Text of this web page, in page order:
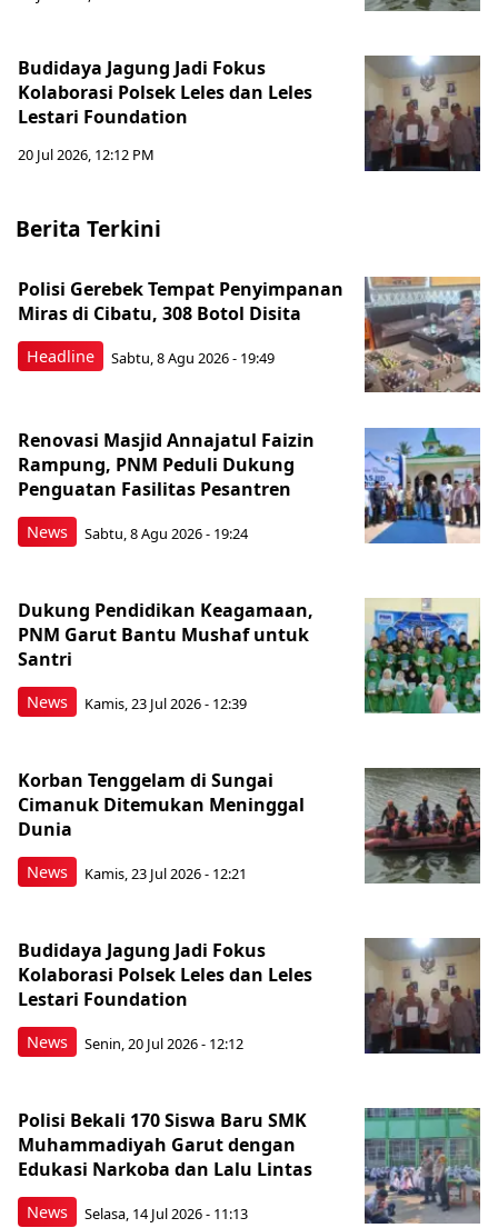
Budidaya Jagung Jadi Fokus
Kolaborasi Polsek Leles dan Leles
Lestari Foundation
20 Jul 2026, 12:12 PM
Berita Terkini
Headline
Polisi Gerebek Tempat Penyimpanan
Miras di Cibatu, 308 Botol Disita
Sabtu, 8 Agu 2026 - 19:49
News
Renovasi Masjid Annajatul Faizin
Rampung, PNM Peduli Dukung
Penguatan Fasilitas Pesantren
Sabtu, 8 Agu 2026 - 19:24
News
Dukung Pendidikan Keagamaan,
PNM Garut Bantu Mushaf untuk
Santri
Kamis, 23 Jul 2026 - 12:39
News
Korban Tenggelam di Sungai
Cimanuk Ditemukan Meninggal
Dunia
Kamis, 23 Jul 2026 - 12:21
News
Budidaya Jagung Jadi Fokus
Kolaborasi Polsek Leles dan Leles
Lestari Foundation
Senin, 20 Jul 2026 - 12:12
News
Polisi Bekali 170 Siswa Baru SMK
Muhammadiyah Garut dengan
Edukasi Narkoba dan Lalu Lintas
Selasa, 14 Jul 2026 - 11:13